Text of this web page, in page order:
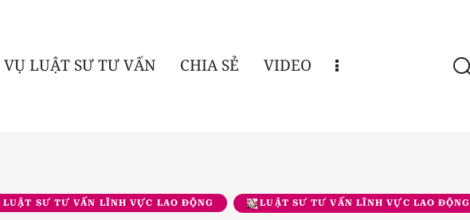
LUẬT SƯ TƯ VẤN CHIA SẺ VIDEO
LUẬT SƯ TƯ VẤN LĨNH VỰC LAO ĐỘNG LUẬT SƯ TƯ VẤN LĨNH VỰC LAO ĐỘNG